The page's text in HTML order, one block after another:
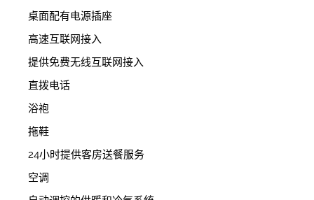
桌面配有电源插座
高速互联网接入
提供免费无线互联网接入
直拨电话
浴袍
拖鞋
24小时提供客房送餐服务
空调